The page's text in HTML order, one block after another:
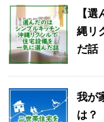
【
縄リ
だ話
我が
は？